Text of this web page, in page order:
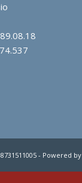
- Powered by